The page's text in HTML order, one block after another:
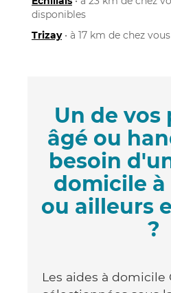
disponibles
Trizay• à 17 km de chez
Un de vos
âgé ou
besoin
domicile à
ou ailleurs
?
Les aides à domicile